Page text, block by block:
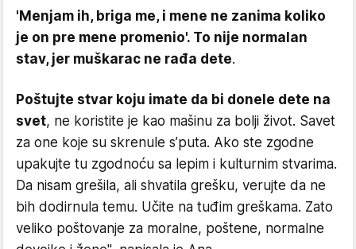
'Menjam ih, briga me, i mene ne zanima koliko
je on pre mene promenio'. To nije normalan
stav, jer muškarac ne rađa dete.
Poštujte stvar koju imate da bi donele dete na
svet, ne koristite je kao mašinu za bolji život. Savet
za one koje su skrenule s’puta. Ako ste zgodne
upakujte tu zgodnoću sa lepim i kulturnim stvarima.
Da nisam grešila, ali shvatila grešku, verujte da ne
bih dodirnula temu. Učite na tuđim greškama. Zato
veliko poštovanje za moralne, poštene, normalne